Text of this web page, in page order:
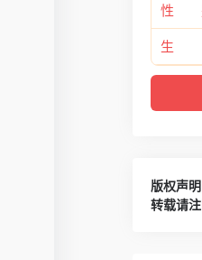
性
生
版权声明
转载请注